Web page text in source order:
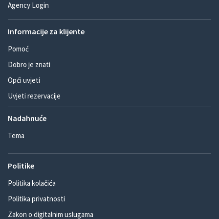
Agency Login
Informacije za klijente
Pomoć
Dobro je znati
Opći uvjeti
Uvjeti rezervacije
Nadahnuće
Tema
Politike
Politika kolačića
Politika privatnosti
Zakon o digitalnim uslugama